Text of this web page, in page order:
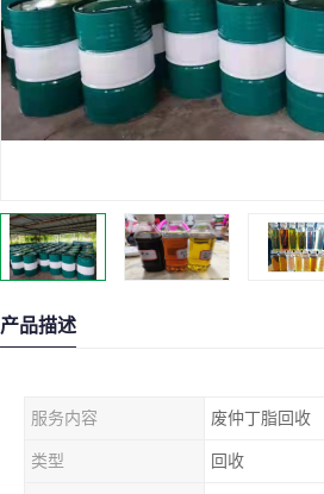
产品描述
服务内容 废仲丁脂回收
类型 回收